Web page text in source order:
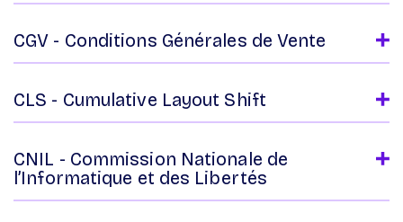
CGV - Conditions Générales de Vente
CLS - Cumulative Layout Shift
CNIL - Commission Nationale de
l’Informatique et des Libertés